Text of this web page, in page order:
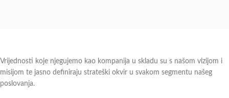
Vrijednosti koje njegujemo kao kompanija u skladu su s našom vizijom i
misijom te jasno definiraju strateški okvir u svakom segmentu našeg
poslovanja.